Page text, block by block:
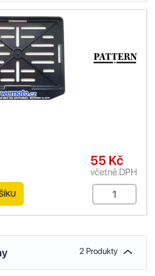
55 Kč
včetně DPH
2 Produkty